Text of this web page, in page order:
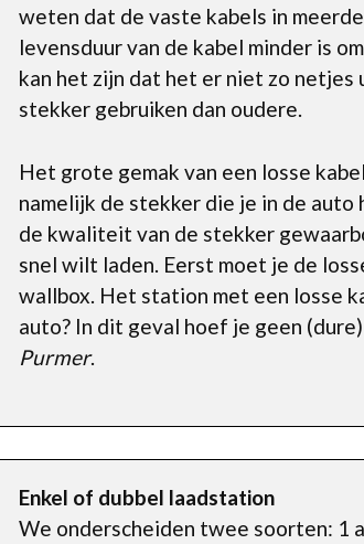
weten dat de vaste kabels in
levensduur van de kabel minder is
kan het zijn dat het er niet zo
stekker gebruiken dan oudere.
Het grote gemak van een losse
namelijk de stekker die je in de
de kwaliteit van de stekker
snel wilt laden. Eerst moet je de
wallbox. Het station met een losse
auto? In dit geval hoef je geen
Purmer.
Enkel of dubbel laadstation
We onderscheiden twee soorten: 1